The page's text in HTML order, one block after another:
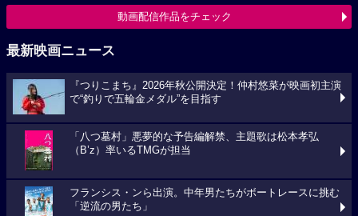
動画配信作品をチェック
最新映画ニュース
『つりこまち』2026年秋公開決定！仲村悠菜が映画初主演
で“釣りで五輪金メダル”を目指す
「八つ墓村」悪夢的な予告編解禁、主題歌は松本孝弘
（B’z）率いるTMGが担当
フランシス・ンら出演。中年男たちがボートレースに挑む
「逆流の男たち」